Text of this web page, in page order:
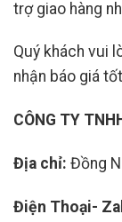
trợ giao hàng
Quý khách vui
nhận báo giá
CÔNG TY
Địa chỉ: Đồng
Điện Thoại-